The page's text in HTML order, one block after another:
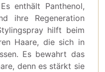
enthält Panthenol,
ihre Regeneration
hilft beim
Haare, die sich in
Es bewahrt das
denn es stärkt sie